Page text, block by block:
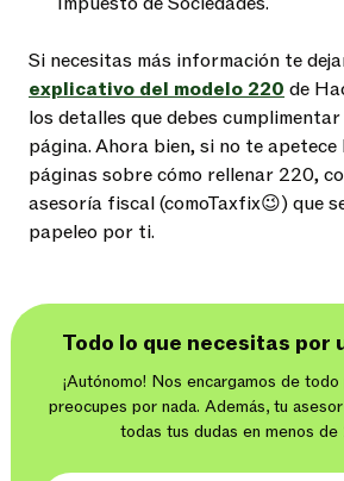
Si necesitas más información te
explicativo del modelo 220 de
los detalles que debes
página. Ahora bien, si no te
páginas sobre cómo rellenar 220,
asesoría fiscal (comoTaxfix😉) que
papeleo por ti.
Todo lo que necesitas por
¡Autónomo! Nos encargamos de
preocupes por nada. Además, tu
todas tus dudas en menos de